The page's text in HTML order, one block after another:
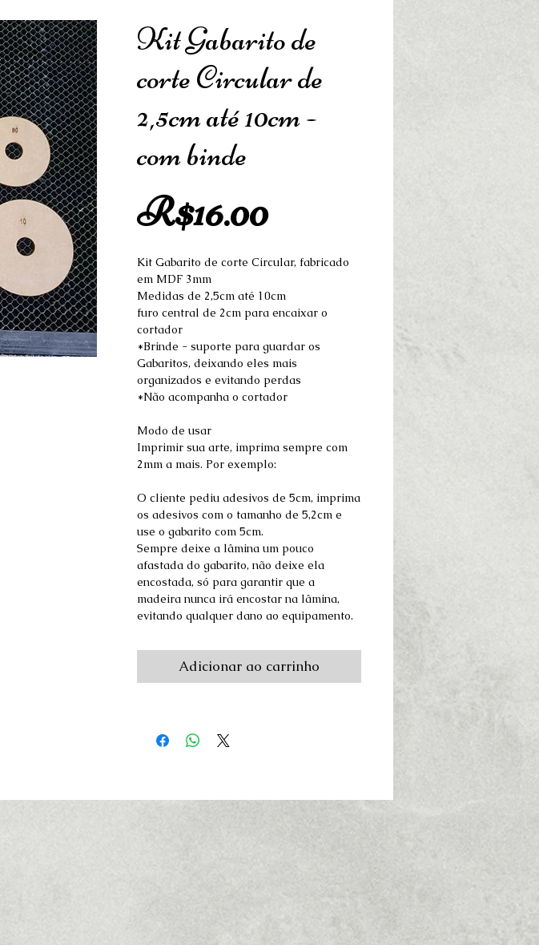
Kit Gabarito de
corte Circular de
2,5cm até 10cm -
com binde
R$16.00Preço
Kit Gabarito de corte Circular, fabricado
em MDF 3mm
Medidas de 2,5cm até 10cm
furo central de 2cm para encaixar o
cortador
*Brinde - suporte para guardar os
Gabaritos, deixando eles mais
organizados e evitando perdas
*Não acompanha o cortador
Modo de usar
Imprimir sua arte, imprima sempre com
2mm a mais. Por exemplo:
O cliente pediu adesivos de 5cm, imprima
os adesivos com o tamanho de 5,2cm e
use o gabarito com 5cm.
Sempre deixe a lâmina um pouco
afastada do gabarito, não deixe ela
encostada, só para garantir que a
madeira nunca irá encostar na lâmina,
evitando qualquer dano ao equipamento.
Adicionar ao carrinho